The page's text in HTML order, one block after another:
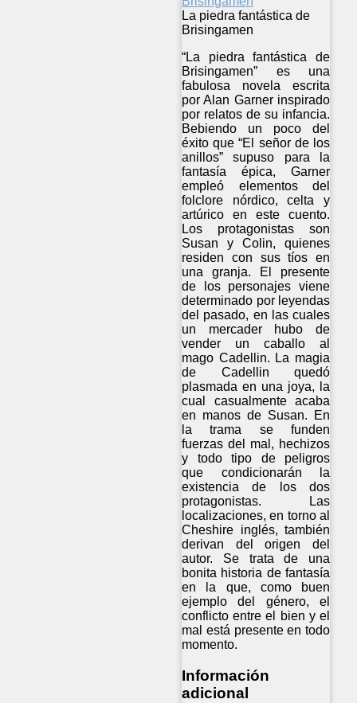
La piedra fantástica de
Brisingamen
“La piedra fantástica de
Brisingamen” es una
fabulosa novela escrita
por Alan Garner inspirado
por relatos de su infancia.
Bebiendo un poco del
éxito que “El señor de los
anillos” supuso para la
fantasía épica, Garner
empleó elementos del
folclore nórdico, celta y
artúrico en este cuento.
Los protagonistas son
Susan y Colin, quienes
residen con sus tíos en
una granja. El presente
de los personajes viene
determinado por leyendas
del pasado, en las cuales
un mercader hubo de
vender un caballo al
mago Cadellin. La magia
de Cadellin quedó
plasmada en una joya, la
cual casualmente acaba
en manos de Susan. En
la trama se funden
fuerzas del mal, hechizos
y todo tipo de peligros
que condicionarán la
existencia de los dos
protagonistas. Las
localizaciones, en torno al
Cheshire inglés, también
derivan del origen del
autor. Se trata de una
bonita historia de fantasía
en la que, como buen
ejemplo del género, el
conflicto entre el bien y el
mal está presente en todo
momento.
Información
adicional